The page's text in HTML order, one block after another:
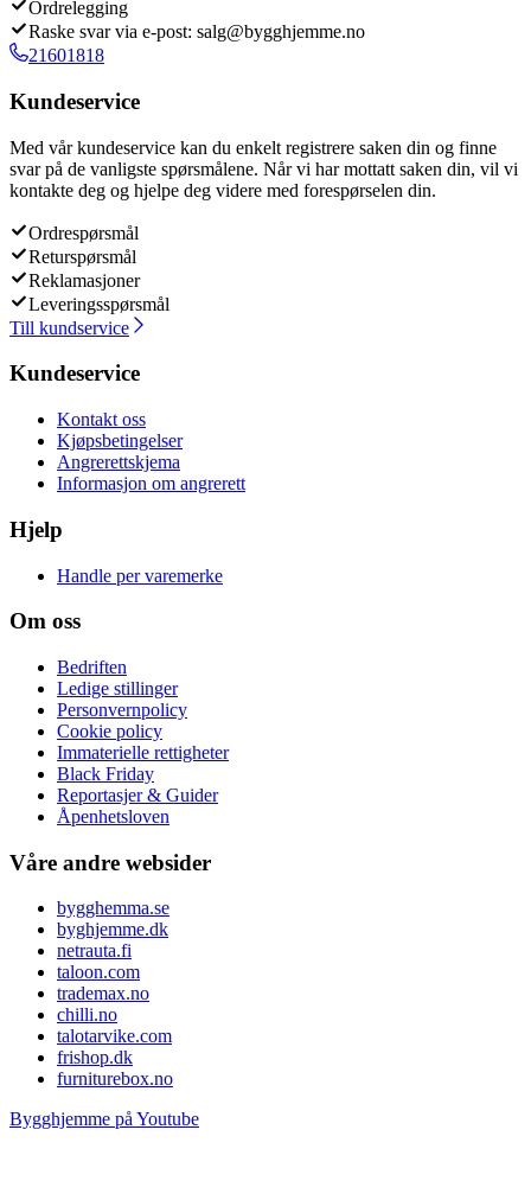
Ordrelegging
Raske svar via e-post: salg@bygghjemme.no
21601818
Kundeservice
Med vår kundeservice kan du enkelt registrere saken din og finne
svar på de vanligste spørsmålene. Når vi har mottatt saken din, vil vi
kontakte deg og hjelpe deg videre med forespørselen din.
Ordrespørsmål
Returspørsmål
Reklamasjoner
Leveringsspørsmål
Till kundservice
Kundeservice
Kontakt oss
Kjøpsbetingelser
Angrerettskjema
Informasjon om angrerett
Hjelp
Handle per varemerke
Om oss
Bedriften
Ledige stillinger
Personvernpolicy
Cookie policy
Immaterielle rettigheter
Black Friday
Reportasjer & Guider
Åpenhetsloven
Våre andre websider
bygghemma.se
byghjemme.dk
netrauta.fi
taloon.com
trademax.no
chilli.no
talotarvike.com
frishop.dk
furniturebox.no
Bygghjemme på Youtube